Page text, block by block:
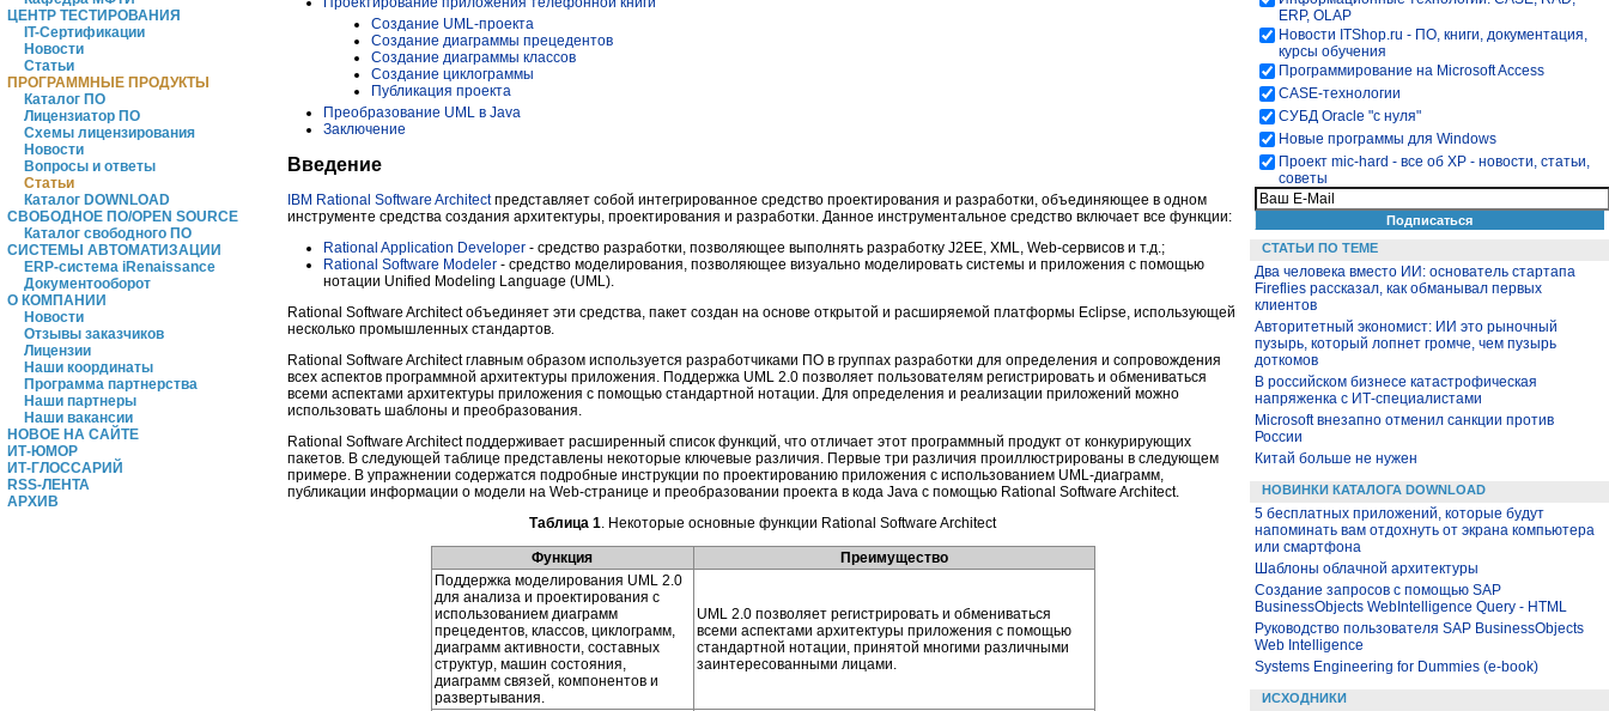
ЦЕНТР ТЕСТИРОВАНИЯ
IT-Сертификации
Новости
Статьи
ПРОГРАММНЫЕ ПРОДУКТЫ
Каталог ПО
Лицензиатор ПО
Схемы лицензирования
Новости
Вопросы и ответы
Статьи
Каталог DOWNLOAD
СВОБОДНОЕ ПО/OPEN SOURCE
Каталог свободного ПО
СИСТЕМЫ АВТОМАТИЗАЦИИ
ERP-система iRenaissance
Документооборот
О КОМПАНИИ
Новости
Отзывы заказчиков
Лицензии
Наши координаты
Программа партнерства
Наши партнеры
Наши вакансии
НОВОЕ НА САЙТЕ
ИТ-ЮМОР
ИТ-ГЛОССАРИЙ
RSS-ЛЕНТА
АРХИВ
Создание UML-проекта
Создание диаграммы прецедентов
Создание диаграммы классов
Создание циклограммы
Публикация проекта
Преобразование UML в Java
Заключение
Введение
IBM Rational Software Architectпредставляет собой интегрированное средство проектирования и разработки, объединяющее в одном
инструменте средства создания архитектуры, проектирования и разработки. Данное инструментальное средство включает все функции:
Rational Application Developer - средство разработки, позволяющее выполнять разработку J2EE, XML, Web-сервисов и т.д.;
Rational Software Modeler - средство моделирования, позволяющее визуально моделировать системы и приложения с помощью
нотации Unified Modeling Language (UML).
Rational Software Architect объединяет эти средства, пакет создан на основе открытой и расширяемой платформы Eclipse, использующей
несколько промышленных стандартов.
Rational Software Architect главным образом используется разработчиками ПО в группах разработки для определения и сопровождения
всех аспектов программной архитектуры приложения. Поддержка UML 2.0 позволяет пользователям регистрировать и обмениваться
всеми аспектами архитектуры приложения с помощью стандартной нотации. Для определения и реализации приложений можно
использовать шаблоны и преобразования.
Rational Software Architect поддерживает расширенный список функций, что отличает этот программный продукт от конкурирующих
пакетов. В следующей таблице представлены некоторые ключевые различия. Первые три различия проиллюстрированы в следующем
примере. В упражнении содержатся подробные инструкции по проектированию приложения с использованием UML-диаграмм,
публикации информации о модели на Web-странице и преобразовании проекта в кода Java с помощью Rational Software Architect.
Таблица 1. Некоторые основные функции Rational Software Architect
Функция
Преимущество
Поддержка моделирования UML 2.0
для анализа и проектирования с
использованием диаграмм
прецедентов, классов, циклограмм,
диаграмм активности, составных
структур, машин состояния,
диаграмм связей, компонентов и
развертывания.
UML 2.0 позволяет регистрировать и обмениваться
всеми аспектами архитектуры приложения с помощью
стандартной нотации, принятой многими различными
заинтересованными лицами.
ERP, OLAP
Новости ITShop.ru - ПО, книги, документация,
курсы обучения
Программирование на Microsoft Access
CASE-технологии
СУБД Oracle "с нуля"
Новые программы для Windows
Проект mic-hard - все об XP - новости, статьи,
советы
СТАТЬИ ПО ТЕМЕ
Два человека вместо ИИ: основатель стартапа
Fireflies рассказал, как обманывал первых
клиентов
Авторитетный экономист: ИИ это рыночный
пузырь, который лопнет громче, чем пузырь
доткомов
В российском бизнесе катастрофическая
напряженка с ИТ-специалистами
Microsoft внезапно отменил санкции против
России
Китай больше не нужен
НОВИНКИ КАТАЛОГА DOWNLOAD
5 бесплатных приложений, которые будут
напоминать вам отдохнуть от экрана компьютера
или смартфона
Шаблоны облачной архитектуры
Создание запросов с помощью SAP
BusinessObjects WebIntelligence Query - HTML
Руководство пользователя SAP BusinessObjects
Web Intelligence
Systems Engineering for Dummies (e-book)
ИСХОДНИКИ